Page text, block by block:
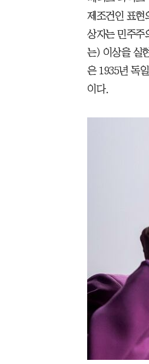
제조건인 표현
상자는 민주주
는) 이상을 실
은 1935년 독
이다.